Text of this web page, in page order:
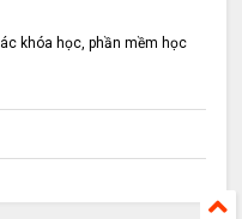
khóa học, phần mềm học